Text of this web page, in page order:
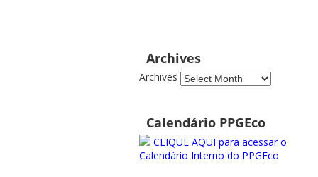
Archives
Archives
Calendário PPGEco
CLIQUE AQUI para acessar o
Calendário Interno do PPGEco